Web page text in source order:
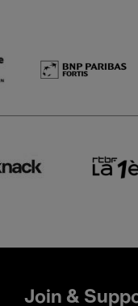
Join &